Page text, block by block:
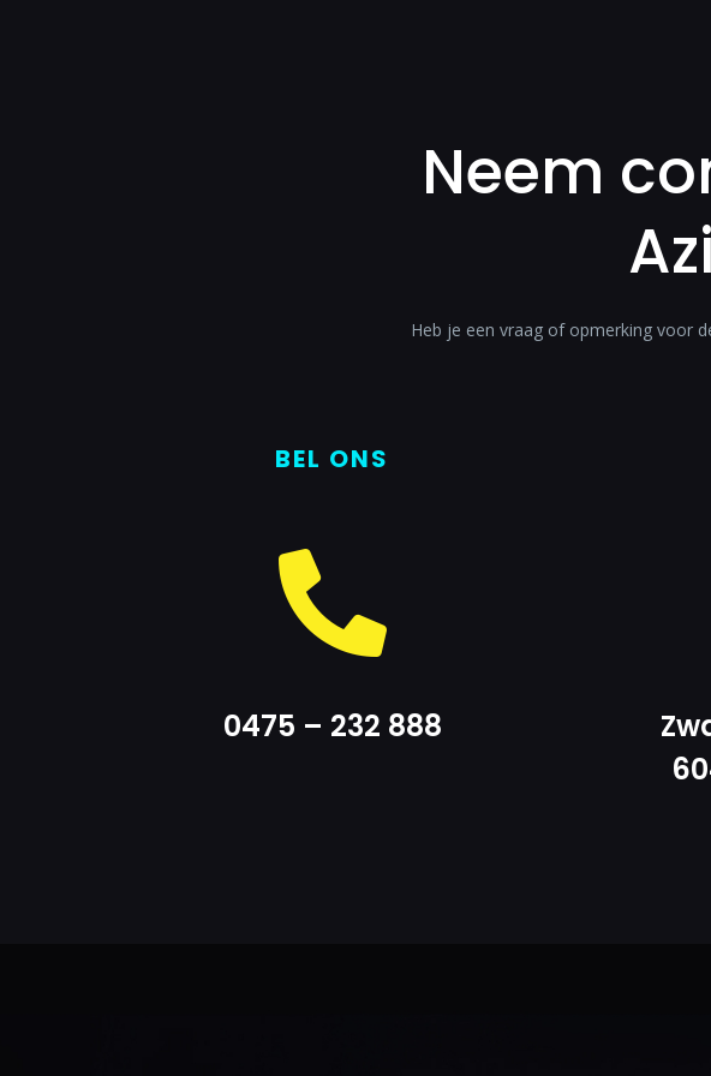
Neem
Heb je een vraag of opmerking voor
BEL ONS
0475 – 232 888